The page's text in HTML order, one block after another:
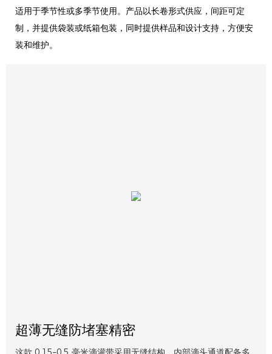
适用于季节性或多季节使用。产品以长卷形式供应，间距可定
制，并提供袋装或纸箱包装，同时提供样品和设计支持，方便安
装和维护。
超薄无缝防堵塞精密